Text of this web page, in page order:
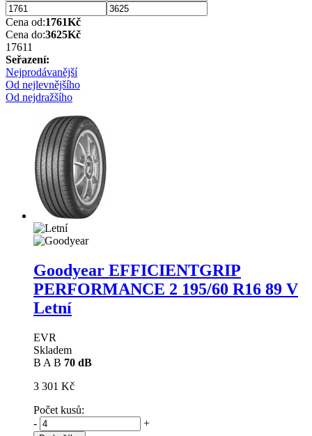
Cena od:1761Kč
Cena do:3625Kč
17611
Seřazení:
Nejprodávanější
Od nejlevnějšího
Od nejdražšího
Goodyear EFFICIENTGRIP
PERFORMANCE 2 195/60 R16 89 V
Letní
EVR
Skladem
B A B 70 dB
3 301 Kč
Počet kusů:
-
+